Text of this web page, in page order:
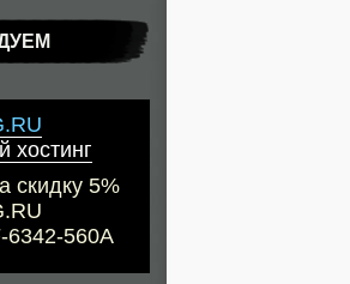
хостинг
скидку 5%
6342-560A